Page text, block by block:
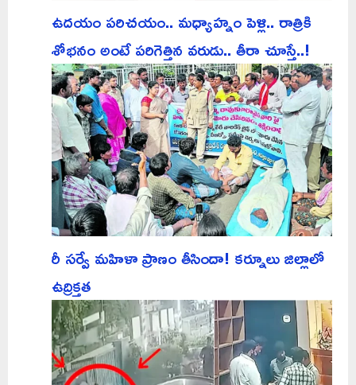
ఉదయం పరిచయం.. మధ్యాహ్నం పెళ్లి.. రాత్రికి
శోభనం అంటే పరిగెత్తిన వరుడు.. తీరా చూస్తే..!
రీ సర్వే మహిళా ప్రాణం తీసిందా! కర్నూలు జిల్లాలో
ఉద్రిక్తత